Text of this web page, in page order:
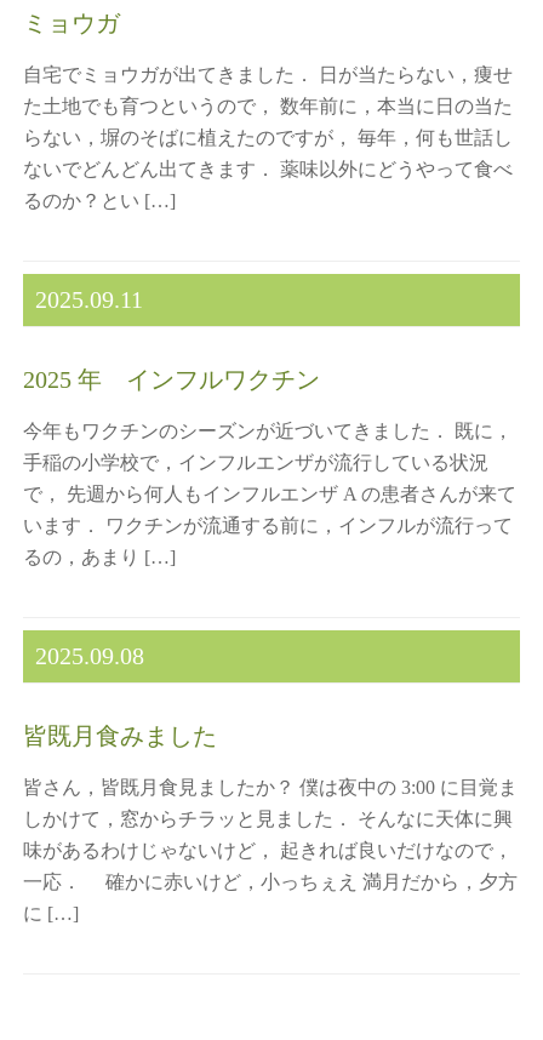
ミョウガ
自宅でミョウガが出てきました． 日が当たらない，痩せ
た土地でも育つというので， 数年前に，本当に日の当た
らない，塀のそばに植えたのですが， 毎年，何も世話し
ないでどんどん出てきます． 薬味以外にどうやって食べ
るのか？とい […]
2025.09.11
2025 年 インフルワクチン
今年もワクチンのシーズンが近づいてきました． 既に，
手稲の小学校で，インフルエンザが流行している状況
で， 先週から何人もインフルエンザ A の患者さんが来て
います． ワクチンが流通する前に，インフルが流行って
るの，あまり […]
2025.09.08
皆既月食みました
皆さん，皆既月食見ましたか？ 僕は夜中の 3:00 に目覚ま
しかけて，窓からチラッと見ました． そんなに天体に興
味があるわけじゃないけど， 起きれば良いだけなので，
一応． 確かに赤いけど，小っちぇえ 満月だから，夕方
に […]